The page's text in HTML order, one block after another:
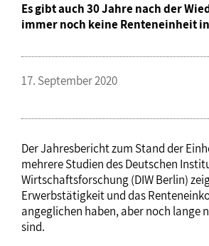
Es gibt auch 30 Jahre nach der
immer noch keine Renteneinheit
17. September 2020
Der Jahresbericht zum Stand der
mehrere Studien des Deutschen
Wirtschaftsforschung (DIW Berlin)
Erwerbstätigkeit und das
angeglichen haben, aber noch lange
sind.